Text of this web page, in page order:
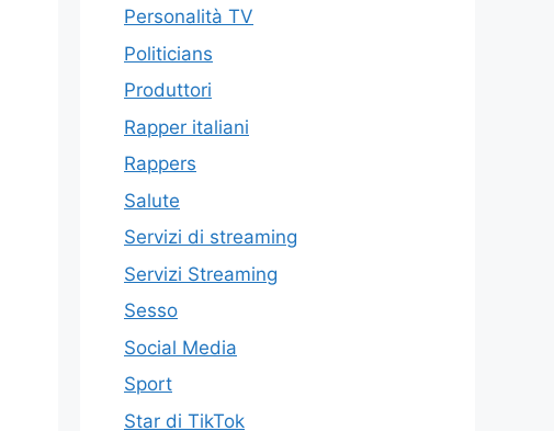
Personalità TV
Politicians
Produttori
Rapper italiani
Rappers
Salute
Servizi di streaming
Servizi Streaming
Sesso
Social Media
Sport
Star di TikTok